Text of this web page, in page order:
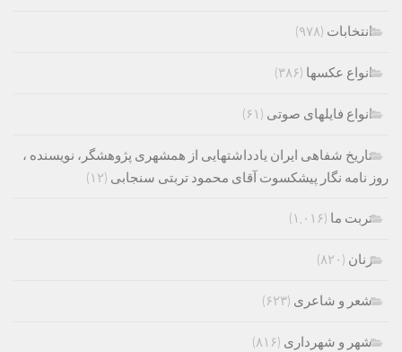
انتخابات (۹۷۸)
انواع عکسها (۳۸۶)
انواع فایلهای صوتی (۶۱)
تاریخ شفاهی ایران یادداشتهایی از همشهری پژوهشگر، نویسنده ،
روز نامه نگار پیشکسوت آقای محمود تربتی سنجابی (۱۲)
تربت ما (۱,۰۱۶)
زنان (۸۲۰)
شعر و شاعری (۶۲۳)
شهر و شهرداری (۸۱۶)